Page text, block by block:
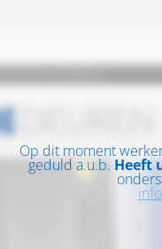
Op dit moment
geduld a.u.b. Heeft